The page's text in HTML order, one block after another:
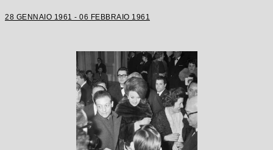
28 GENNAIO 1961 - 06 FEBBRAIO 1961